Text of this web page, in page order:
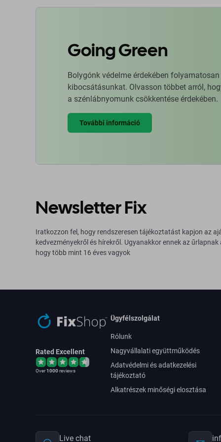
Going Green
Bolygónk védelme érdekében
kibocsátásunkat. Olvasson többet arról,
a szénlábnyomunk csökkentése érdekében.
További információ
Newsletter Fix
Iratkozzon fel, hogy rendszeresen tájékoztatást kapjon az
kedvezményekről és hírekről. Ugyanakkor ennek az
hogy több mint 16 éves vagyok
Rated Excellent
Over1000reviews
Ügyfélszolgálat
Rólunk
Nagyvállalati együttműködés
Adatvédelmi és adatkezelési
tájékoztató
Alkatrészek minőségi elosztása
Live chat